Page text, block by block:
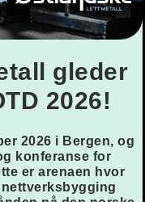
gleder
2026!
2026 i Bergen, og
konferanse for
er arenaen hvor